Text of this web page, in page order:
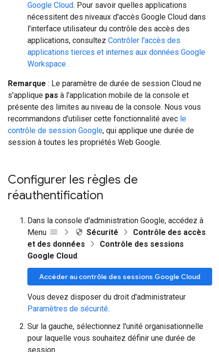
Google Cloud. Pour savoir quelles applications
nécessitent des niveaux d'accès Google Cloud dans
l'interface utilisateur du contrôle des accès des
applications, consultez Contrôler l'accès des
applications tierces et internes aux données Google
Workspace .
Remarque : Le paramètre de durée de session Cloud ne
s'applique pas à l'application mobile de la console et
présente des limites au niveau de la console. Nous vous
recommandons d'utiliser cette fonctionnalité avec le
contrôle de session Google, qui applique une durée de
session à toutes les propriétés Web Google.
Configurer les règles de
réauthentification
Dans la console d'administration Google, accédez à
Menu
Sécurité
Contrôle des accès
et des données
Contrôle des sessions
Google Cloud.
Accéder au contrôle des sessions Google Cloud
Vous devez disposer du droit d'administrateur
Paramètres de sécurité.
Sur la gauche, sélectionnez l'unité organisationnelle
pour laquelle vous souhaitez définir une durée de
session.